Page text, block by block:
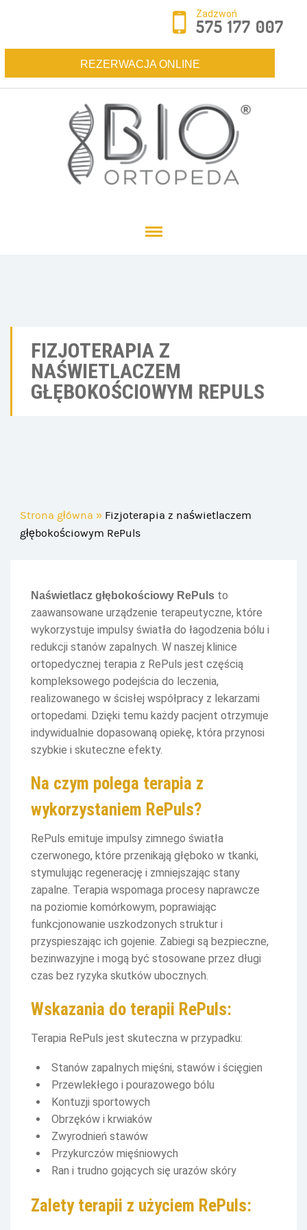
Zadzwoń
575 177 007
REZERWACJA ONLINE
FIZJOTERAPIA Z
NAŚWIETLACZEM
GŁĘBOKOŚCIOWYM REPULS
Strona główna » Fizjoterapia z naświetlaczem
głębokościowym RePuls
Naświetlacz głębokościowy RePuls to
zaawansowane urządzenie terapeutyczne, które
wykorzystuje impulsy światła do łagodzenia bólu i
redukcji stanów zapalnych. W naszej klinice
ortopedycznej terapia z RePuls jest częścią
kompleksowego podejścia do leczenia,
realizowanego w ścisłej współpracy z lekarzami
ortopedami. Dzięki temu każdy pacjent otrzymuje
indywidualnie dopasowaną opiekę, która przynosi
szybkie i skuteczne efekty.
Na czym polega terapia z
wykorzystaniem RePuls?
RePuls emituje impulsy zimnego światła
czerwonego, które przenikają głęboko w tkanki,
stymulując regenerację i zmniejszając stany
zapalne. Terapia wspomaga procesy naprawcze
na poziomie komórkowym, poprawiając
funkcjonowanie uszkodzonych struktur i
przyspieszając ich gojenie. Zabiegi są bezpieczne,
bezinwazyjne i mogą być stosowane przez długi
czas bez ryzyka skutków ubocznych.
Wskazania do terapii RePuls:
Terapia RePuls jest skuteczna w przypadku:
Stanów zapalnych mięśni, stawów i ścięgien
Przewlekłego i pourazowego bólu
Kontuzji sportowych
Obrzęków i krwiaków
Zwyrodnień stawów
Przykurczów mięśniowych
Ran i trudno gojących się urazów skóry
Zalety terapii z użyciem RePuls: